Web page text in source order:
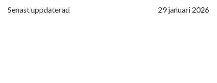
Senast uppdaterad 29 januari 2026